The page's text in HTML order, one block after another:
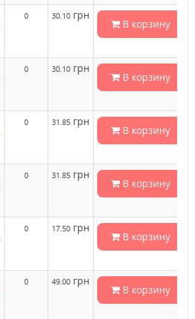
0 30.10 грн
В корзину
0 30.10 грн
В корзину
0 31.85 грн
В корзину
0 31.85 грн
В корзину
0 17.50 грн
В корзину
0 49.00 грн
В корзину